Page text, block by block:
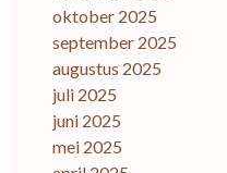
oktober 2025
september 2025
augustus 2025
juli 2025
juni 2025
mei 2025